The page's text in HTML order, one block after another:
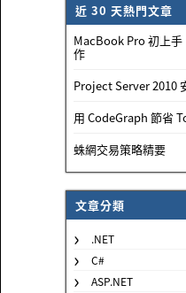
近 30 天熱門文章
MacBook Pro 初上
作
Project Server 2010
用 CodeGraph 節省
蛛網交易策略精要
文章分類
.NET
C#
ASP.NET